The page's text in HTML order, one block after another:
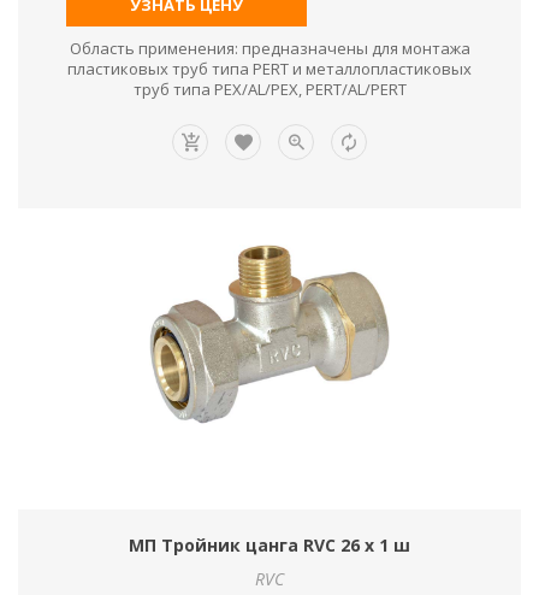
УЗНАТЬ ЦЕНУ
Область применения: предназначены для монтажа
пластиковых труб типа PERT и металлопластиковых
труб типа PEX/AL/PEX, PERT/AL/PERT
МП Тройник цанга RVC 26 х 1 ш
RVC